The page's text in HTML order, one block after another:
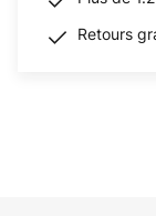
Retours